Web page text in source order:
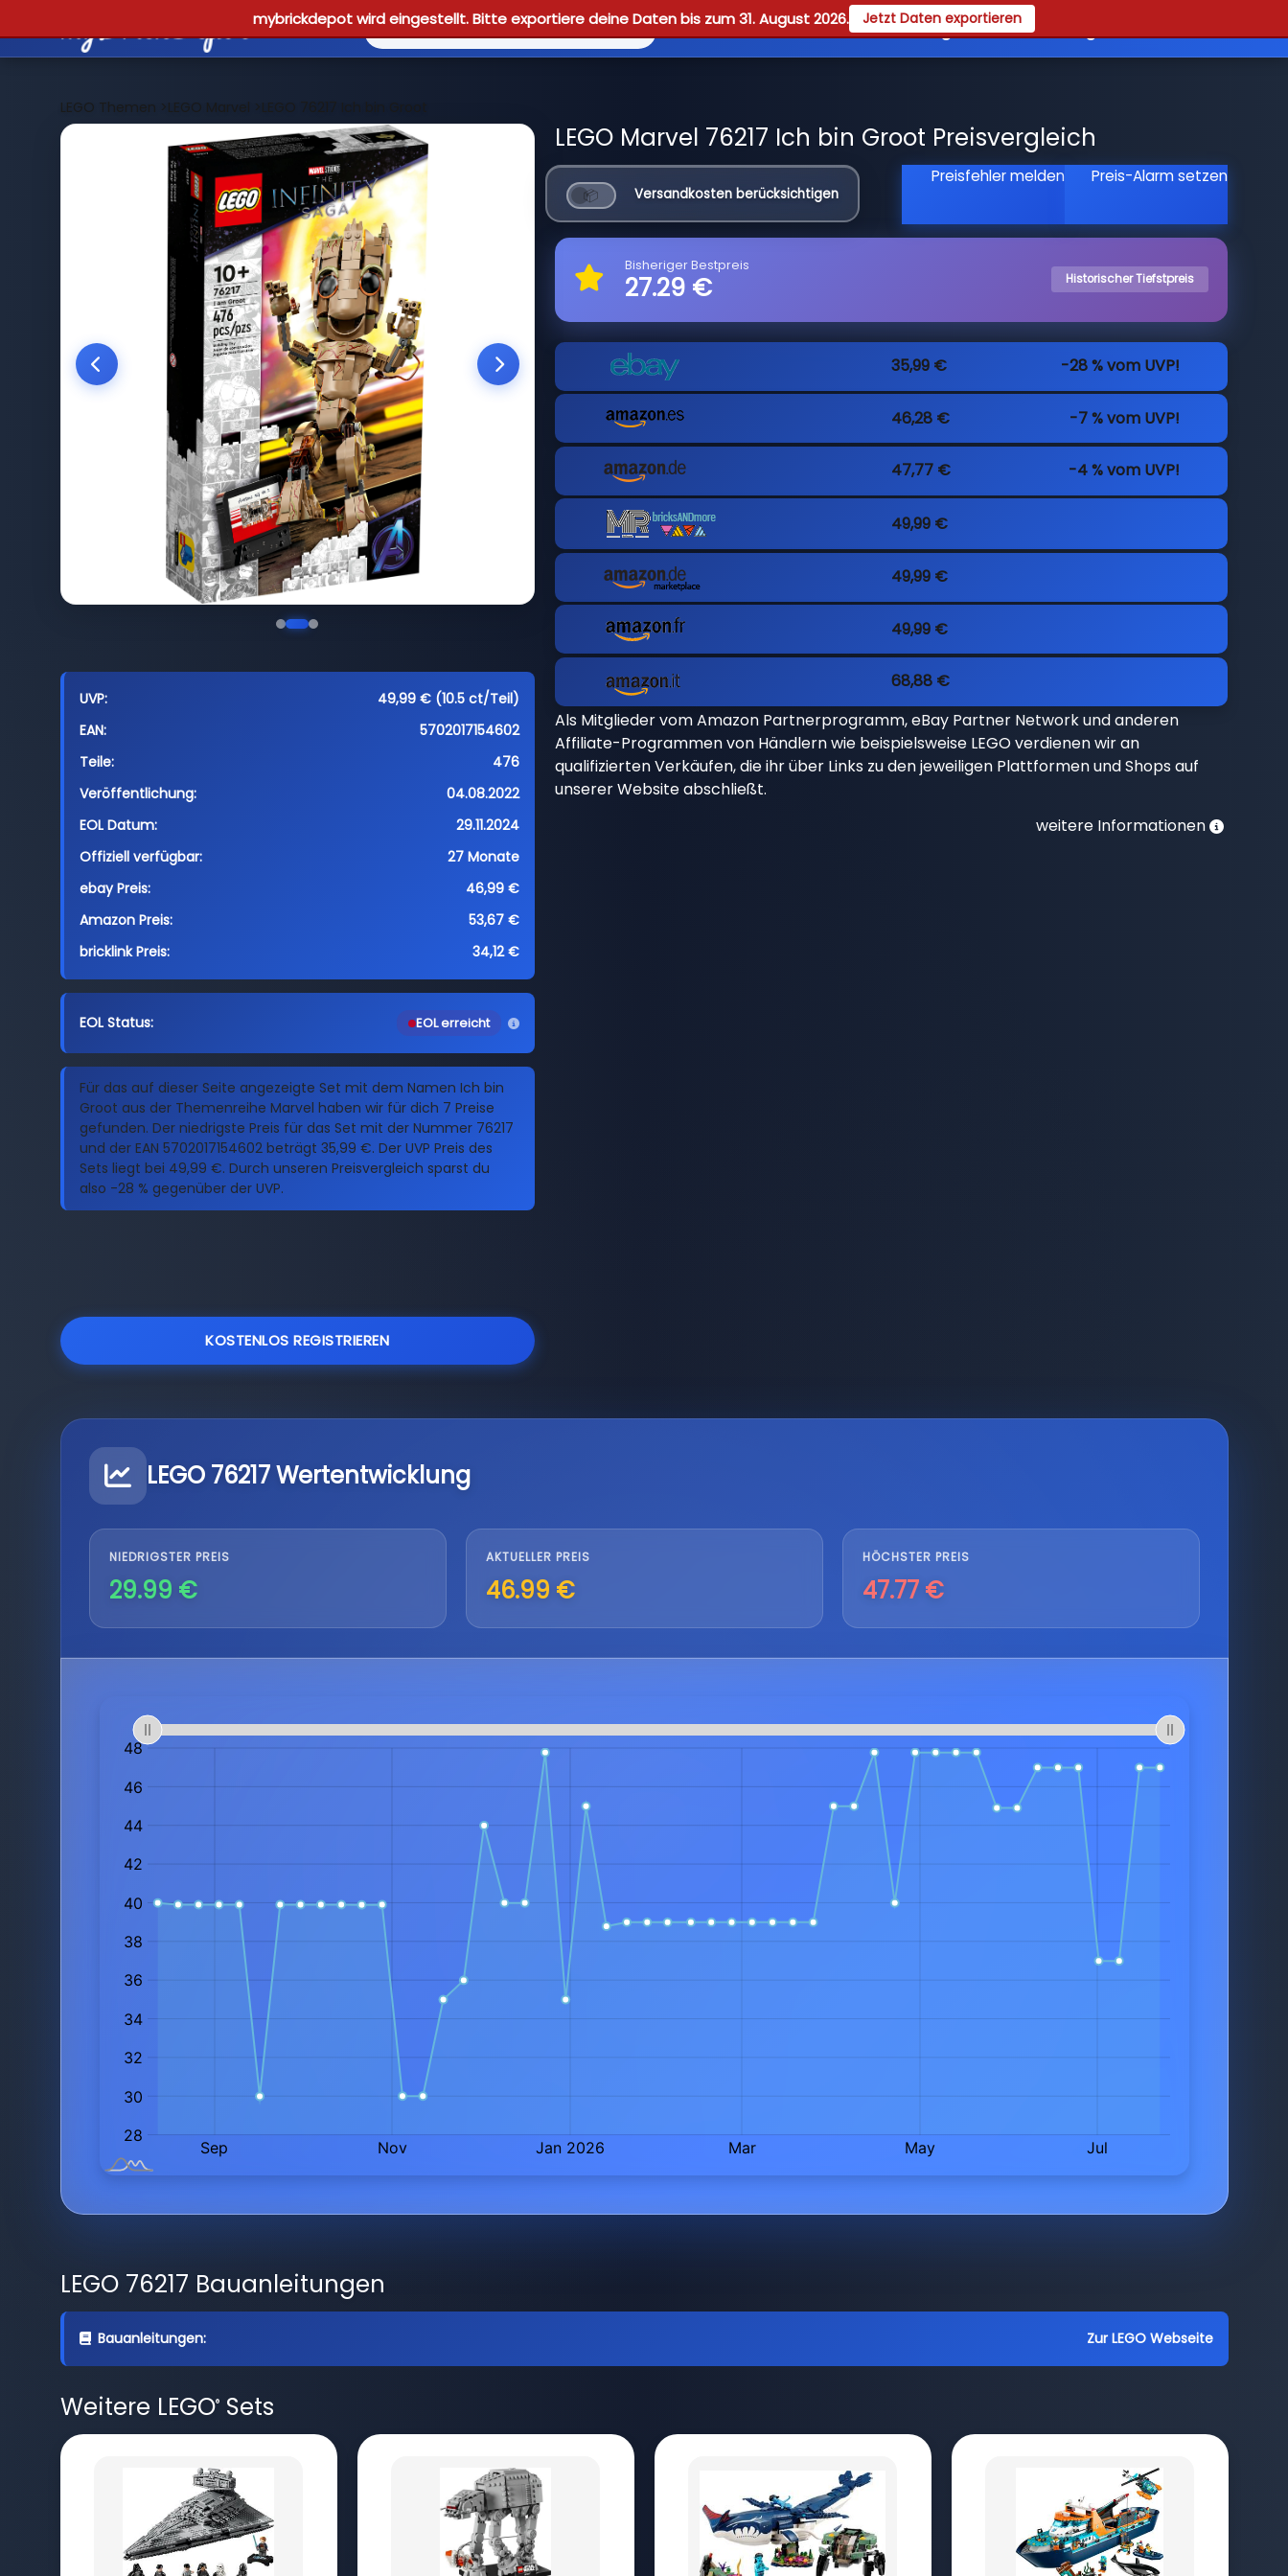
mybrickdepot wird eingestellt. Bitte exportiere deine Daten bis zum 31. August 2026. Jetzt Daten exportieren
Reviews Guides Registrieren
LEGO Themen >LEGO Marvel >LEGO 76217 Ich bin Groot
UVP:
49,99 € (10.5 ct/Teil)
EAN:
5702017154602
Teile:
476
Veröffentlichung:
04.08.2022
EOL Datum:
29.11.2024
Offiziell verfügbar:
27 Monate
ebay Preis:
46,99 €
Amazon Preis:
53,67 €
bricklink Preis:
34,12 €
EOL Status: EOL erreicht
Für das auf dieser Seite angezeigte Set mit dem Namen Ich bin
Groot aus der Themenreihe Marvel haben wir für dich 7 Preise
gefunden. Der niedrigste Preis für das Set mit der Nummer 76217
und der EAN 5702017154602 beträgt 35,99 €. Der UVP Preis des
Sets liegt bei 49,99 €. Durch unseren Preisvergleich sparst du
also -28 % gegenüber der UVP.
KOSTENLOS REGISTRIEREN
LEGO Marvel 76217 Ich bin Groot Preisvergleich
Versandkosten berücksichtigen
Preisfehler melden Preis-Alarm setzen
Bisheriger Bestpreis
27.29 € Historischer Tiefstpreis
35,99 € -28 % vom UVP!
46,28 € -7 % vom UVP!
47,77 € -4 % vom UVP!
49,99 €
49,99 €
49,99 €
68,88 €
Als Mitglieder vom Amazon Partnerprogramm, eBay Partner Network und anderen
Affiliate-Programmen von Händlern wie beispielsweise LEGO verdienen wir an
qualifizierten Verkäufen, die ihr über Links zu den jeweiligen Plattformen und Shops auf
unserer Website abschließt.
weitere Informationen
LEGO 76217 Wertentwicklung
NIEDRIGSTER PREIS
29.99 €
AKTUELLER PREIS
46.99 €
HÖCHSTER PREIS
47.77 €
LEGO 76217 Bauanleitungen
Bauanleitungen: Zur LEGO Webseite
Weitere LEGO®Sets